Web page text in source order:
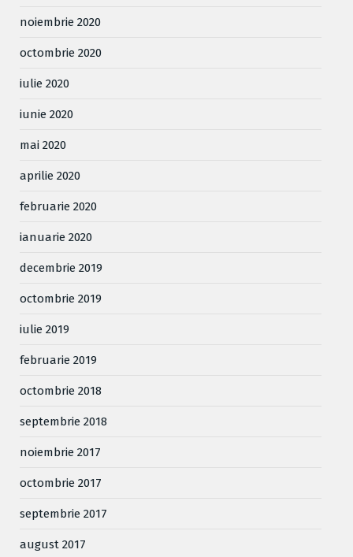
noiembrie 2020
octombrie 2020
iulie 2020
iunie 2020
mai 2020
aprilie 2020
februarie 2020
ianuarie 2020
decembrie 2019
octombrie 2019
iulie 2019
februarie 2019
octombrie 2018
septembrie 2018
noiembrie 2017
octombrie 2017
septembrie 2017
august 2017